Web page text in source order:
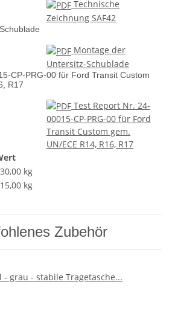
Technische
Zeichnung SAF42
Montage der
Untersitz-Schublade
CP-PRG-00 für Ford Transit Custom
R17
Test Report Nr. 24-
00015-CP-PRG-00 für Ford
Transit Custom gem.
UN/ECE R14, R16, R17
kg
kg
Zubehör